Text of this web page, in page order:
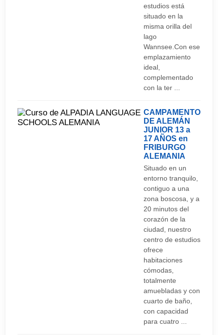
estudios está
situado en la
misma orilla del
lago
Wannsee.Con ese
emplazamiento
ideal,
complementado
con la ter ...
CAMPAMENTO
DE ALEMÁN
JUNIOR 13 a
17 AÑOS en
FRIBURGO
ALEMANIA
Situado en un
entorno tranquilo,
contiguo a una
zona boscosa, y a
20 minutos del
corazón de la
ciudad, nuestro
centro de estudios
ofrece
habitaciones
cómodas,
totalmente
amuebladas y con
cuarto de baño,
con capacidad
para cuatro ...